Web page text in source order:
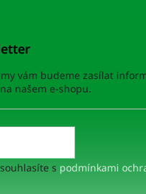
vám budeme zasílat
našem e-shopu.
s podmínkami